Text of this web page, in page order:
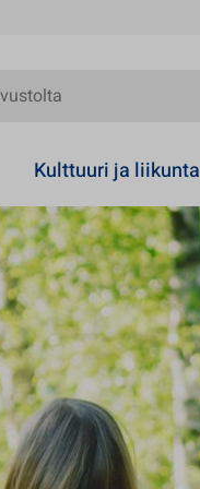
Kulttuuri ja liikunta